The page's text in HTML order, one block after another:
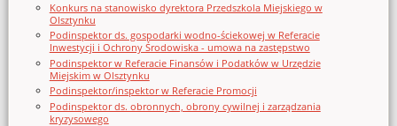
Konkurs na stanowisko dyrektora Przedszkola Miejskiego w
Olsztynku
Podinspektor ds. gospodarki wodno-ściekowej w Referacie
Inwestycji i Ochrony Środowiska - umowa na zastępstwo
Podinspektor w Referacie Finansów i Podatków w Urzędzie
Miejskim w Olsztynku
Podinspektor/inspektor w Referacie Promocji
Podinspektor ds. obronnych, obrony cywilnej i zarządzania
kryzysowego